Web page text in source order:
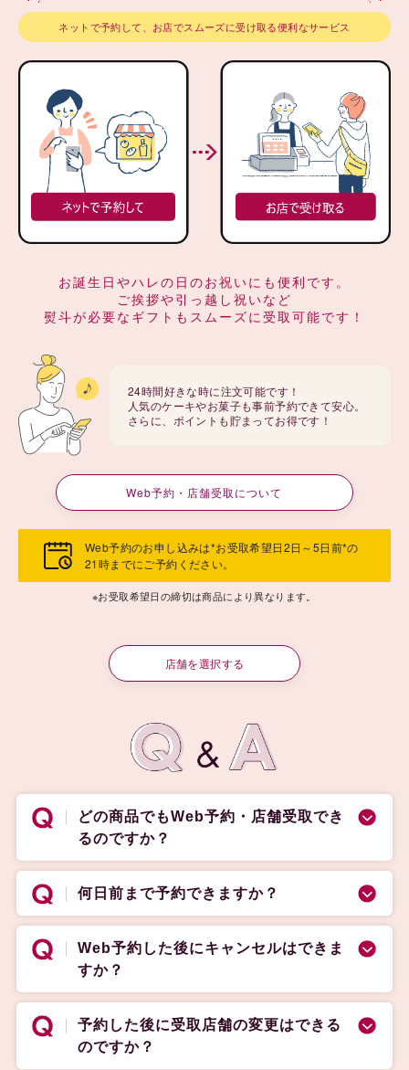
ネットで予約して、お店でスムーズに受け取る便利なサービス
お誕生日やハレの日のお祝いにも便利です。
ご挨拶や引っ越し祝いなど
熨斗が必要なギフトもスムーズに受取可能です！
24時間好きな時に注文可能です！
人気のケーキやお菓子も事前予約できて安心。
さらに、ポイントも貯まってお得です！
Web予約・店舗受取について
Web予約のお申し込みは*お受取希望日2日～5日前*の
21時までにご予約ください。
※お受取希望日の締切は商品により異なります。
店舗を選択する
どの商品でもWeb予約・店舗受取でき
るのですか？
何日前まで予約できますか？
Web予約した後にキャンセルはできま
すか？
予約した後に受取店舗の変更はできる
のですか？